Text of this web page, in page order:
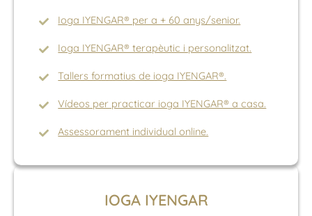
Ioga IYENGAR® per a + 60 anys/senior.
Ioga IYENGAR® terapèutic i personalitzat.
Tallers formatius de ioga IYENGAR®.
Vídeos per practicar ioga IYENGAR® a casa.
Assessorament individual online.
IOGA IYENGAR